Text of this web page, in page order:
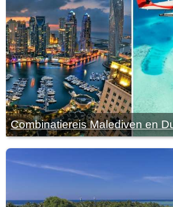
Combinatiereis Malediven en